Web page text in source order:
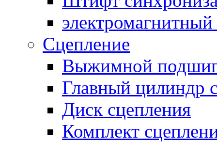
электромагнитный
Сцепление
Выжимной
Главный цилиндр
Диск сцепления
Комплект